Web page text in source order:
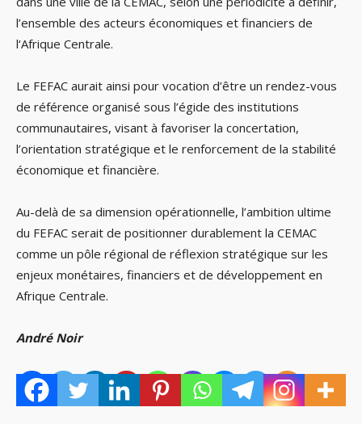
l’ensemble des acteurs économiques et financiers de
l‘Afrique Centrale.
Le FEFAC aurait ainsi pour vocation d’être un rendez-vous
de référence organisé sous l’égide des institutions
communautaires, visant à favoriser la concertation,
l’orientation stratégique et le renforcement de la stabilité
économique et financière.
Au-delà de sa dimension opérationnelle, l’ambition ultime
du FEFAC serait de positionner durablement la CEMAC
comme un pôle régional de réflexion stratégique sur les
enjeux monétaires, financiers et de développement en
Afrique Centrale.
André Noir